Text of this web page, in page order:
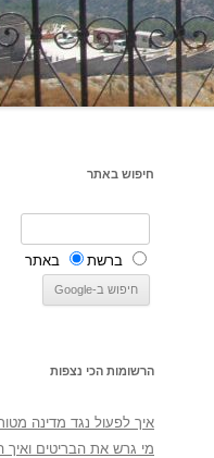
חיפוש באתר
ברשת באתר
הרשומות הכי נצפות
איך לפעול נגד מדינה
מי גרש את הבריטים ואיך